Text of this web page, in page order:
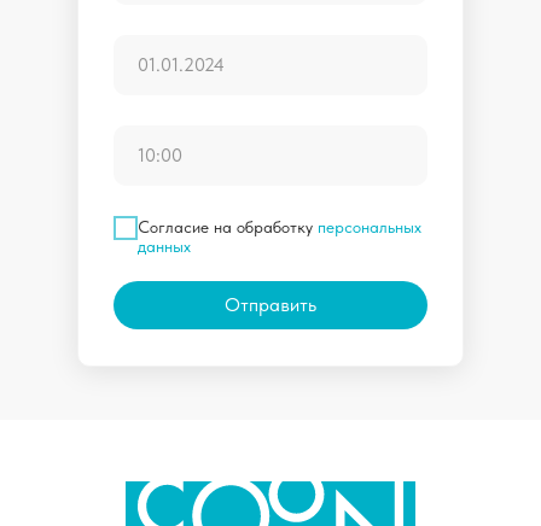
Согласие на обработку персональных
данных
Отправить